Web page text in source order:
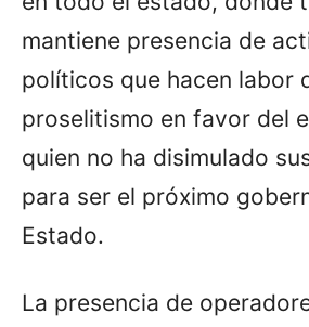
mantiene presencia de
políticos que hacen labor
proselitismo en favor del
quien no ha disimulado
para ser el próximo
Estado.
La presencia de